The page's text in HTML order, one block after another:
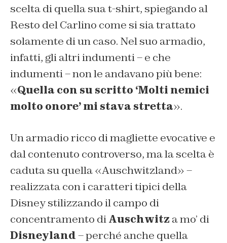
scelta di quella sua t-shirt, spiegando al
Resto del Carlino come si sia trattato
solamente di un caso. Nel suo armadio,
infatti, gli altri indumenti – e che
indumenti – non le andavano più bene:
«Quella con su scritto ‘Molti nemici
molto onore’ mi stava stretta».
Un armadio ricco di magliette evocative e
dal contenuto controverso, ma la scelta è
caduta su quella «Auschwitzland» –
realizzata con i caratteri tipici della
Disney stilizzando il campo di
concentramento diAuschwitz a mo’ di
Disneyland– perché anche quella